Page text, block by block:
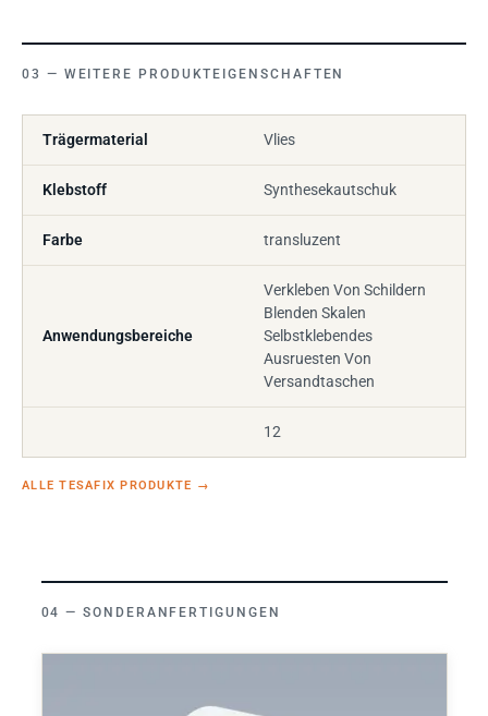
WEITERE PRODUKTEIGENSCHAFTEN
Trägermaterial Vlies
Klebstoff Synthesekautschuk
Farbe transluzent
Anwendungsbereiche
Verkleben Von Schildern
Blenden Skalen
Selbstklebendes
Ausruesten Von
Versandtaschen
12
ALLE TESAFIX PRODUKTE →
SONDERANFERTIGUNGEN